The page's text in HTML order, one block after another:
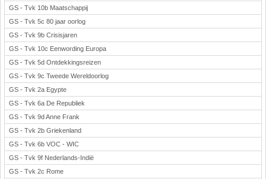
GS - Tvk 10b Maatschappij
GS - Tvk 5c 80 jaar oorlog
GS - Tvk 9b Crisisjaren
GS - Tvk 10c Eenwording Europa
GS - Tvk 5d Ontdekkingsreizen
GS - Tvk 9c Tweede Wereldoorlog
GS - Tvk 2a Egypte
GS - Tvk 6a De Republiek
GS - Tvk 9d Anne Frank
GS - Tvk 2b Griekenland
GS - Tvk 6b VOC - WIC
GS - Tvk 9f Nederlands-Indië
GS - Tvk 2c Rome